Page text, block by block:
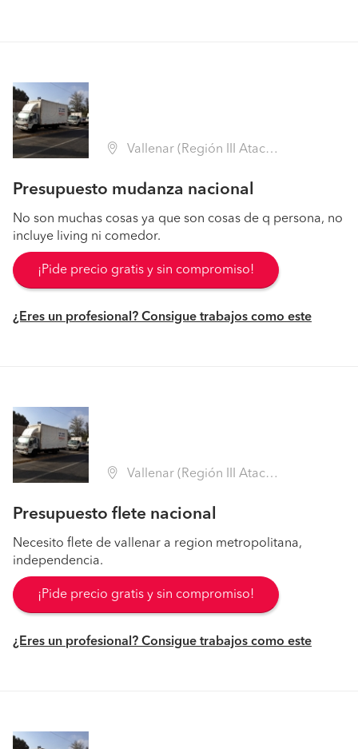
Vallenar (Región III Atacama - Huasco)
Presupuesto mudanza nacional
No son muchas cosas ya que son cosas de q persona, no
incluye living ni comedor.
¡Pide precio gratis y sin compromiso!
¿Eres un profesional? Consigue trabajos como este
Vallenar (Región III Atacama - Huasco)
Presupuesto flete nacional
Necesito flete de vallenar a region metropolitana,
independencia.
¡Pide precio gratis y sin compromiso!
¿Eres un profesional? Consigue trabajos como este